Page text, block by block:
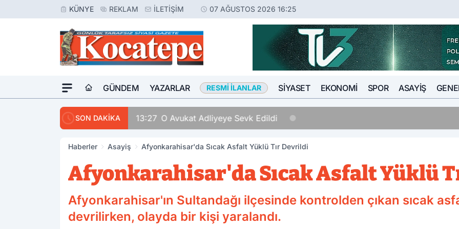
KÜNYE REKLAM İLETIŞIM 07 AĞUSTOS 2026 16:25
GÜNDEM YAZARLAR RESMI İLANLAR SIYASET EKONOMI SPOR ASAYIŞ
SON DAKİKA 13:27 O Avukat Adliyeye Sevk Edildi
Haberler Asayiş Afyonkarahisar'da Sıcak Asfalt Yüklü Tır Devrildi
Afyonkarahisar'da Sıcak Asfalt Yüklü
Afyonkarahisar'ın Sultandağı ilçesinde kontrolden çıkan sıcak
devrilirken, olayda bir kişi yaralandı.